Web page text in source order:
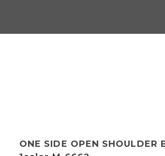
ONE SIDE OPEN SHOULDER